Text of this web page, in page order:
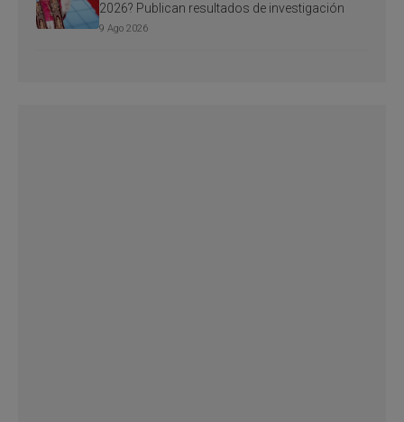
2026? Publican resultados de investigación
9 Ago 2026